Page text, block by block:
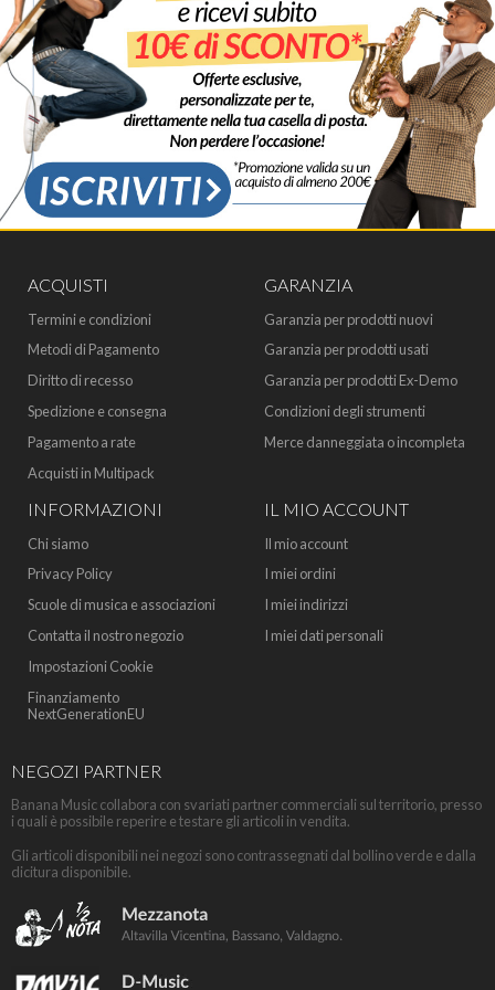
ACQUISTI
Termini e condizioni
Metodi di Pagamento
Diritto di recesso
Spedizione e consegna
Pagamento a rate
Acquisti in Multipack
GARANZIA
Garanzia per prodotti nuovi
Garanzia per prodotti usati
Garanzia per prodotti Ex-Demo
Condizioni degli strumenti
Merce danneggiata o incompleta
INFORMAZIONI
Chi siamo
Privacy Policy
Scuole di musica e associazioni
Contatta il nostro negozio
Impostazioni Cookie
Finanziamento
NextGenerationEU
IL MIO ACCOUNT
Il mio account
I miei ordini
I miei indirizzi
I miei dati personali
NEGOZI PARTNER
Banana Music collabora con svariati partner commerciali sul territorio, presso
i quali è possibile reperire e testare gli articoli in vendita.
Gli articoli disponibili nei negozi sono contrassegnati dal bollino verde e dalla
dicitura disponibile.